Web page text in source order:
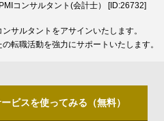
PMIコンサルタント(会計士） [ID:26732]
サルタントをアサインいたします。
転職活動を強力にサポートいたします。
ビスを使ってみる（無料）